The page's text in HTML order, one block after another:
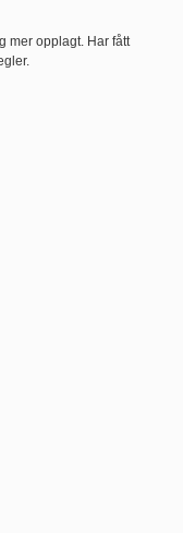
mer opplagt. Har fått